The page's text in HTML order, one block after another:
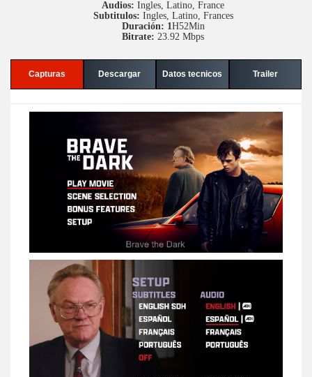
Audios: Ingles, Latino, France
Subtitulos: Ingles, Latino, Frances
Duración: 1H52Min
Bitrate: 23.92 Mbps
Capturas Descargar Datos tecnicos Trailer